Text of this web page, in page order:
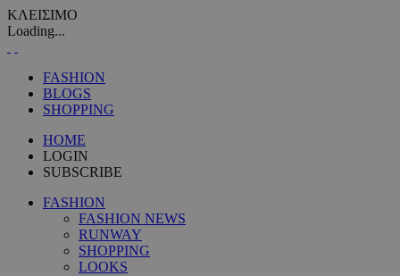
ΚΛΕΙΣΙΜΟ
Loading...
FASHION
BLOGS
SHOPPING
HOME
LOGIN
SUBSCRIBE
FASHION
FASHION NEWS
RUNWAY
SHOPPING
LOOKS